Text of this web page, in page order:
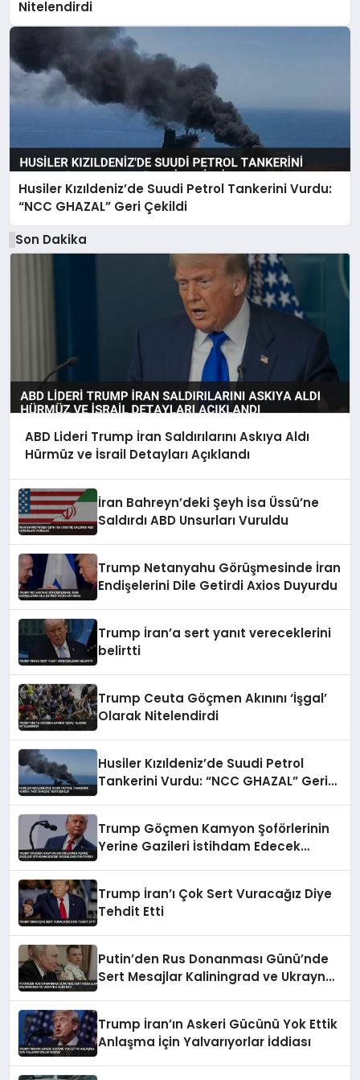
Nitelendirdi
Husiler Kızıldeniz’de Suudi Petrol Tankerini Vurdu:
“NCC GHAZAL” Geri Çekildi
Son Dakika
ABD Lideri Trump İran Saldırılarını Askıya Aldı
Hürmüz ve İsrail Detayları Açıklandı
İran Bahreyn’deki Şeyh İsa Üssü’ne
Saldırdı ABD Unsurları Vuruldu
Trump Netanyahu Görüşmesinde İran
Endişelerini Dile Getirdi Axios Duyurdu
Trump İran’a sert yanıt vereceklerini
belirtti
Trump Ceuta Göçmen Akınını ‘İşgal’
Olarak Nitelendirdi
Husiler Kızıldeniz’de Suudi Petrol
Tankerini Vurdu: “NCC GHAZAL” Geri
Trump Göçmen Kamyon Şoförlerinin
Yerine Gazileri İstihdam Edecek
Trump İran’ı Çok Sert Vuracağız Diye
Tehdit Etti
Putin’den Rus Donanması Günü’nde
Sert Mesajlar Kaliningrad ve Ukrayna
Trump İran’ın Askeri Gücünü Yok Ettik
Anlaşma İçin Yalvarıyorlar İddiası